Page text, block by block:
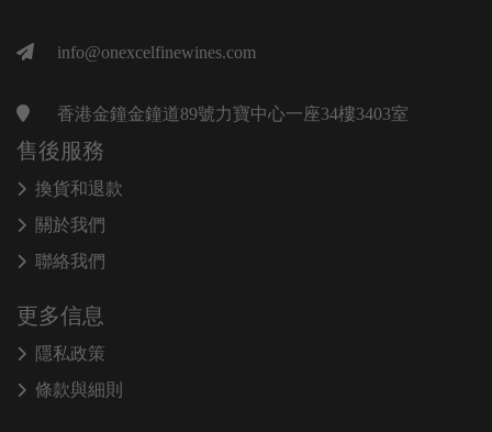
info@onexcelfinewines.com
香港金鐘金鐘道89號力寶中心一座34樓3403室
售後服務
換貨和退款
關於我們
聯絡我們
更多信息
隱私政策
條款與細則